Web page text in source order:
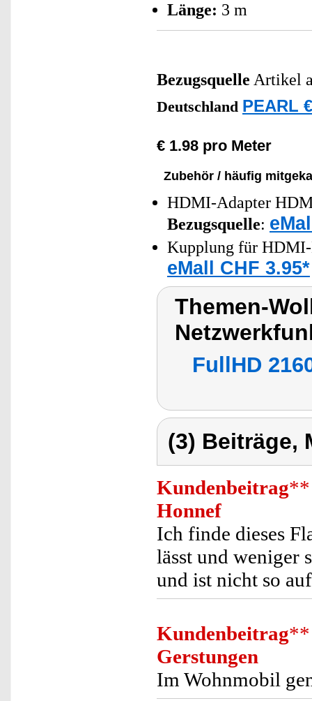
Länge: 3 m
Bezugsquelle Artikel
Deutschland PEARL
€ 1.98 pro Meter
Zubehör / häufig
HDMI-Adapter
Bezugsquelle:
Kupplung für
eMall CHF 3.95*
Themen-
FullHD
(3) Beiträge,
Kundenbeitrag**
Honnef
Ich finde dieses
lässt und weniger
und ist nicht so
Kundenbeitrag**
Gerstungen
Im Wohnmobil